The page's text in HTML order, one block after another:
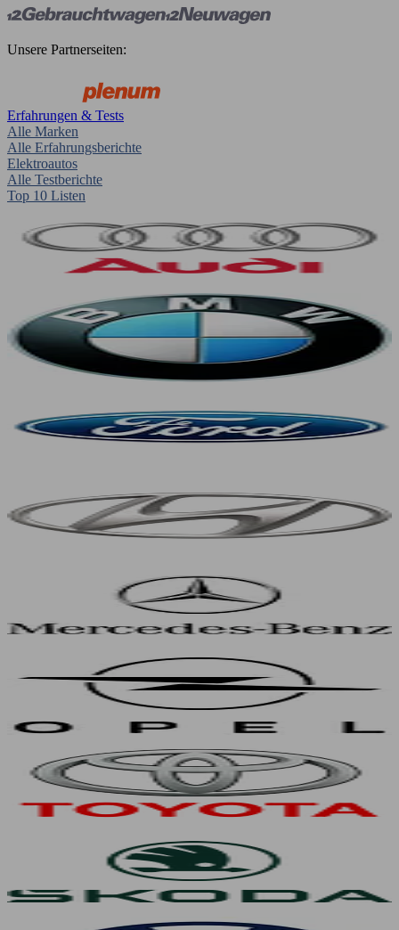
Unsere Partnerseiten:
Erfahrungen & Tests
Alle Marken
Alle Erfahrungsberichte
Elektroautos
Alle Testberichte
Top 10 Listen